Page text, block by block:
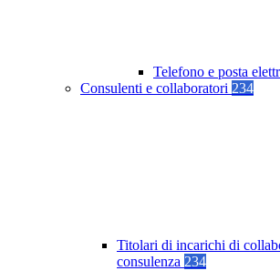
Telefono e posta
Consulenti e collaboratori 234
Titolari di incarichi di
consulenza 234